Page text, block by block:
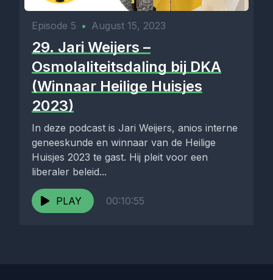
Episode 5 • August 15, 2023
29. Jari Weijers –
Osmolaliteitsdaling bij DKA
(Winnaar Heilige Huisjes
2023)
In deze podcast is Jari Weijers, anios interne
geneeskunde en winnaar van de Heilige
Huisjes 2023 te gast. Hij pleit voor een
liberaler beleid...
PLAY 00:10:55